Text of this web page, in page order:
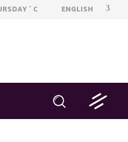
° C ENGLISH